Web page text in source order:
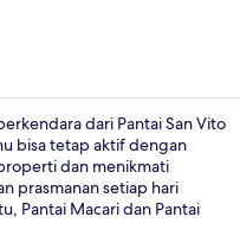
dari Pantai San Vito
bisa tetap aktif dengan
dan menikmati
prasmanan setiap hari
Pantai Macari dan Pantai